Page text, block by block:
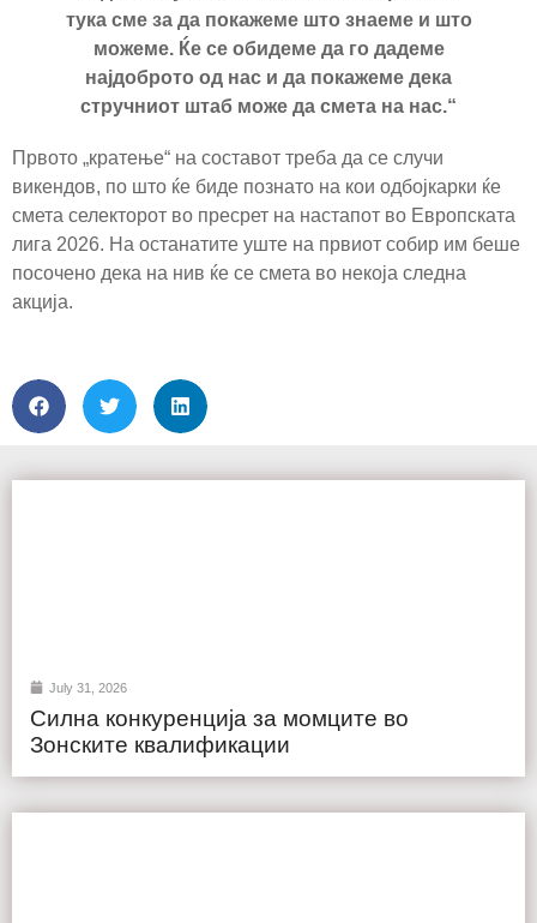
тука сме за да покажеме што знаеме и што
можеме. Ќе се обидеме да го дадеме
најдоброто од нас и да покажеме дека
стручниот штаб може да смета на нас.“
Првото „кратење“ на составот треба да се случи
викендов, по што ќе биде познато на кои одбојкарки ќе
смета селекторот во пресрет на настапот во Европската
лига 2026. На останатите уште на првиот собир им беше
посочено дека на нив ќе се смета во некоја следна
акција.
July 31, 2026
Силна конкуренција за момците во
Зонските квалификации